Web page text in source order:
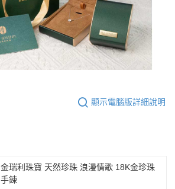
顯示電腦版詳細說明
金瑞利珠寶 天然珍珠 浪漫情歌 18K金珍珠
手鍊